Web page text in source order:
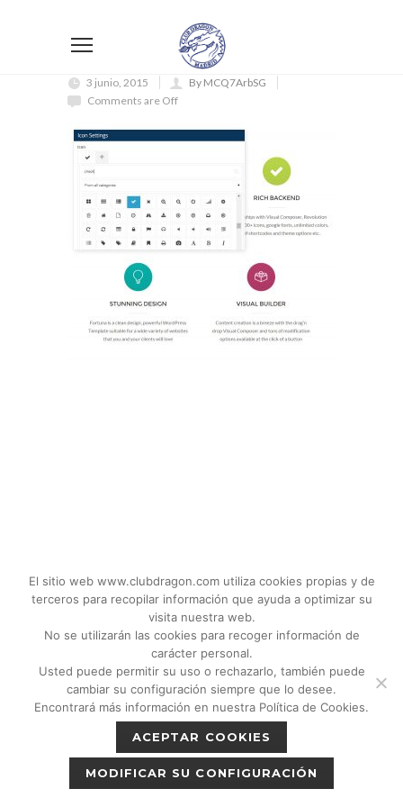
3 junio, 2015
By MCQ7ArbSG
Comments are Off
© 2018 - 2026 CLUB DRAGON MADRID |
C/Don Quijote, 5 Semisotano. Madrid (28020)
Política de privacidad|Política de cookies
El sitio web www.clubdragon.com utiliza cookies propias y de
terceros para recopilar información que ayuda a optimizar su
visita nuestra web.
No se utilizarán las cookies para recoger información de
carácter personal.
Usted puede permitir su uso o rechazarlo, también puede
cambiar su configuración siempre que lo desee.
Encontrará más información en nuestra Política de Cookies.
ACEPTAR COOKIES
MODIFICAR SU CONFIGURACIÓN